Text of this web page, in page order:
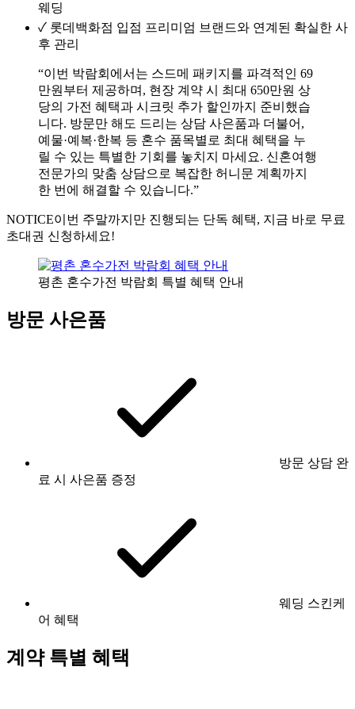
웨딩
✓ 롯데백화점 입점 프리미엄 브랜드와 연계된 확실한 사
후 관리
“이번 박람회에서는 스드메 패키지를 파격적인 69
만원부터 제공하며, 현장 계약 시 최대 650만원 상
당의 가전 혜택과 시크릿 추가 할인까지 준비했습
니다. 방문만 해도 드리는 상담 사은품과 더불어,
예물·예복·한복 등 혼수 품목별로 최대 혜택을 누
릴 수 있는 특별한 기회를 놓치지 마세요. 신혼여행
전문가의 맞춤 상담으로 복잡한 허니문 계획까지
한 번에 해결할 수 있습니다.”
NOTICE이번 주말까지만 진행되는 단독 혜택, 지금 바로 무료
초대권 신청하세요!
평촌 혼수가전 박람회 특별 혜택 안내
방문 사은품
방문 상담 완
료 시 사은품 증정
웨딩 스킨케
어 혜택
계약 특별 혜택